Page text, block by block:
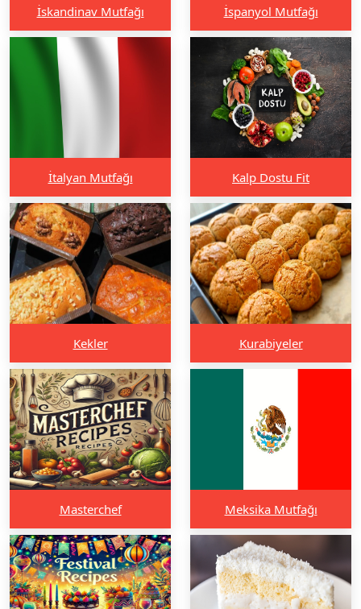
İskandinav Mutfağı İspanyol Mutfağı
İtalyan Mutfağı Kalp Dostu Fit
Kekler Kurabiyeler
Masterchef Meksika Mutfağı